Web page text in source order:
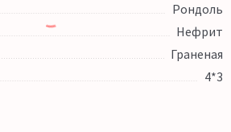
Рондоль
Нефрит
Граненая
4*3